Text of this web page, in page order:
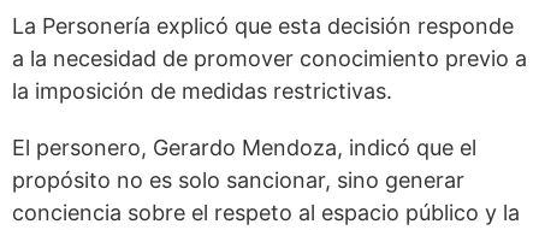
La Personería explicó que esta decisión responde
a la necesidad de promover conocimiento previo a
la imposición de medidas restrictivas.
El personero, Gerardo Mendoza, indicó que el
propósito no es solo sancionar, sino generar
conciencia sobre el respeto al espacio público y la